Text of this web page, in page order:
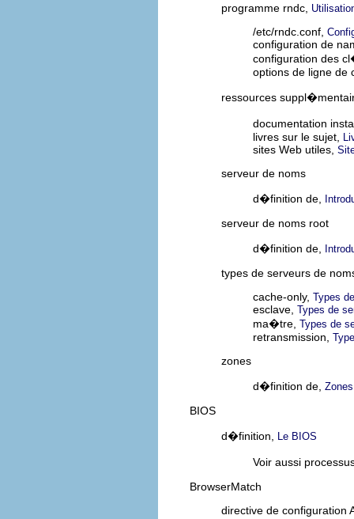
programme rndc,
/etc/rndc.conf,
configuration de
configuration des
options de ligne de
ressources
documentation
livres sur le sujet,
sites Web utiles,
serveur de noms
d�finition de,
serveur de noms root
d�finition de,
types de serveurs de
cache-only, Types
esclave, Types de
ma�tre, Types de
retransmission,
zones
d�finition de,
BIOS
d�finition, Le BIOS
Voir aussi
BrowserMatch
directive de configuration